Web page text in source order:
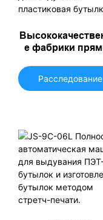
е фабрики
бутылка
Расследование